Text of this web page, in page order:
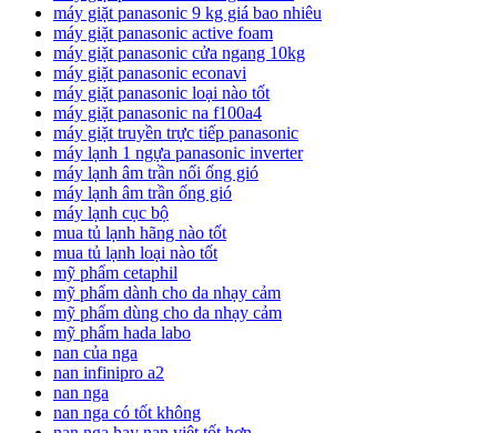
máy giặt panasonic 9 kg giá bao nhiêu
máy giặt panasonic active foam
máy giặt panasonic cửa ngang 10kg
máy giặt panasonic econavi
máy giặt panasonic loại nào tốt
máy giặt panasonic na f100a4
máy giặt truyền trực tiếp panasonic
máy lạnh 1 ngựa panasonic inverter
máy lạnh âm trần nối ống gió
máy lạnh âm trần ống gió
máy lạnh cục bộ
mua tủ lạnh hãng nào tốt
mua tủ lạnh loại nào tốt
mỹ phẩm cetaphil
mỹ phẩm dành cho da nhạy cảm
mỹ phẩm dùng cho da nhạy cảm
mỹ phẩm hada labo
nan của nga
nan infinipro a2
nan nga
nan nga có tốt không